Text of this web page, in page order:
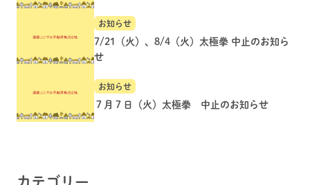
お知らせ
7/21（火）、8/4（火）太極拳 中止のお知ら
せ
お知らせ
７月７日（火）太極拳 中止のお知らせ